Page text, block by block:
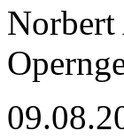
Norbert